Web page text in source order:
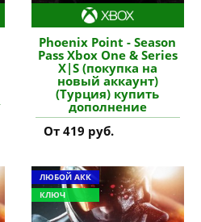
Phoenix Point - Season
Pass Xbox One & Series
X|S (покупка на
новый аккаунт)
(Турция) купить
дополнение
От 419 руб.
ЛЮБОЙ АКК
КЛЮЧ